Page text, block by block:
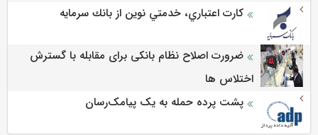
كارت اعتباري، خدمتي نوين از بانك سرمايه
ضرورت اصلاح نظام بانکی برای مقابله با گسترش
اختلاس ها
پشت پرده حمله به یک پیامک‌رسان